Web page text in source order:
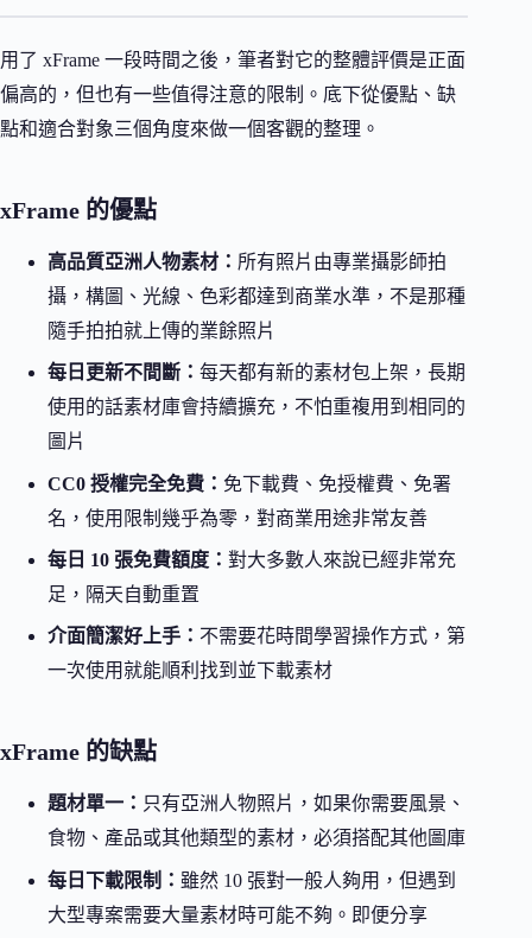
用了 xFrame 一段時間之後，筆者對它的整體評價是正面
偏高的，但也有一些值得注意的限制。底下從優點、缺
點和適合對象三個角度來做一個客觀的整理。
xFrame 的優點
高品質亞洲人物素材： 所有照片由專業攝影師拍
攝，構圖、光線、色彩都達到商業水準，不是那種
隨手拍拍就上傳的業餘照片
每日更新不間斷： 每天都有新的素材包上架，長期
使用的話素材庫會持續擴充，不怕重複用到相同的
圖片
CC0 授權完全免費： 免下載費、免授權費、免署
名，使用限制幾乎為零，對商業用途非常友善
每日 10 張免費額度： 對大多數人來說已經非常充
足，隔天自動重置
介面簡潔好上手： 不需要花時間學習操作方式，第
一次使用就能順利找到並下載素材
xFrame 的缺點
題材單一： 只有亞洲人物照片，如果你需要風景、
食物、產品或其他類型的素材，必須搭配其他圖庫
每日下載限制： 雖然 10 張對一般人夠用，但遇到
大型專案需要大量素材時可能不夠。即便分享